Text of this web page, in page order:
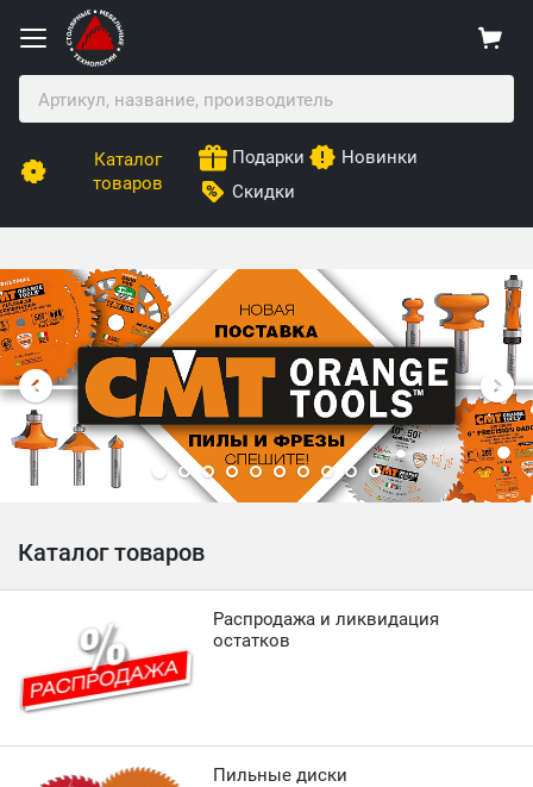
Каталог
товаров
Подарки
Новинки
Скидки
Столярные Мебельные Технологии
Каталог товаров
Распродажа и ликвидация
остатков
Пильные диски